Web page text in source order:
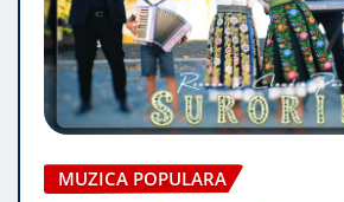
MUZICA POPULARA